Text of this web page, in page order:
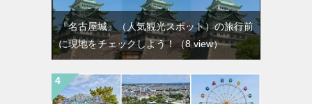
『名古屋城』（人気観光スポット）の旅行前
に現地をチェックしよう！ （8 view）